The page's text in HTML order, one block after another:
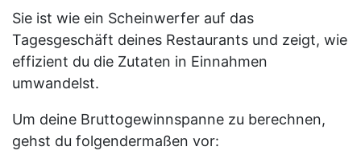
Sie ist wie ein Scheinwerfer auf das
Tagesgeschäft deines Restaurants und zeigt, wie
effizient du die Zutaten in Einnahmen
umwandelst.
Um deine Bruttogewinnspanne zu berechnen,
gehst du folgendermaßen vor: